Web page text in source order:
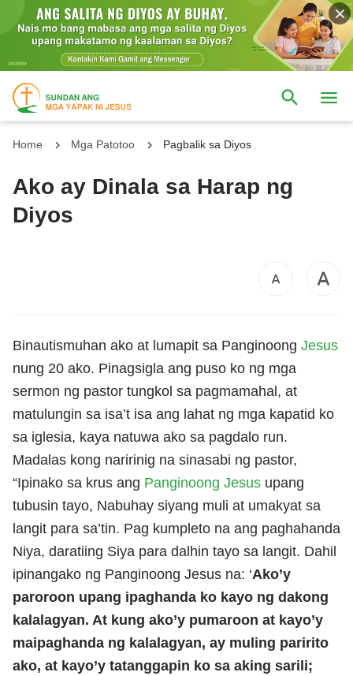
Home Mga Patotoo Pagbalik sa Diyos
Ako ay Dinala sa Harap ng
Diyos
Binautismuhan ako at lumapit sa Panginoong Jesus
nung 20 ako. Pinagsigla ang puso ko ng mga
sermon ng pastor tungkol sa pagmamahal, at
matulungin sa isa’t isa ang lahat ng mga kapatid ko
sa iglesia, kaya natuwa ako sa pagdalo run.
Madalas kong naririnig na sinasabi ng pastor,
“Ipinako sa krus ang Panginoong Jesus upang
tubusin tayo, Nabuhay siyang muli at umakyat sa
langit para sa’tin. Pag kumpleto na ang paghahanda
Niya, daratiing Siya para dalhin tayo sa langit. Dahil
ipinangako ng Panginoong Jesus na: ‘Ako’y
paroroon upang ipaghanda ko kayo ng dakong
kalalagyan. At kung ako’y pumaroon at kayo’y
maipaghanda ng kalalagyan, ay muling paririto
ako, at kayo’y tatanggapin ko sa aking sarili;